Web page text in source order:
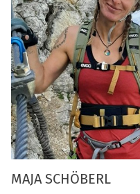
MAJA SCHÖBERL